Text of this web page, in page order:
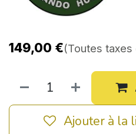
149,00 €(Toutes
Ajouter à la